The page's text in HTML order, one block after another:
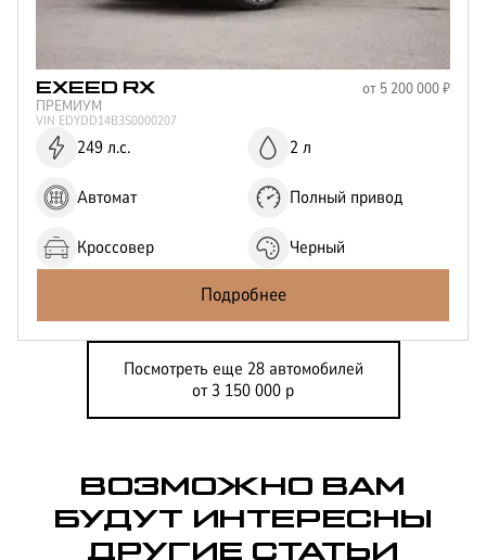
EXEED RX от 5 200 000₽
ПРЕМИУМ
VIN EDYDD14B3S0000207
249 л.с. 2 л
Автомат Полный привод
Кроссовер Черный
Подробнее
Посмотреть еще 28 автомобилей
от 3 150 000 р
ВОЗМОЖНО ВАМ
БУДУТ ИНТЕРЕСНЫ
ДРУГИЕ СТАТЬИ